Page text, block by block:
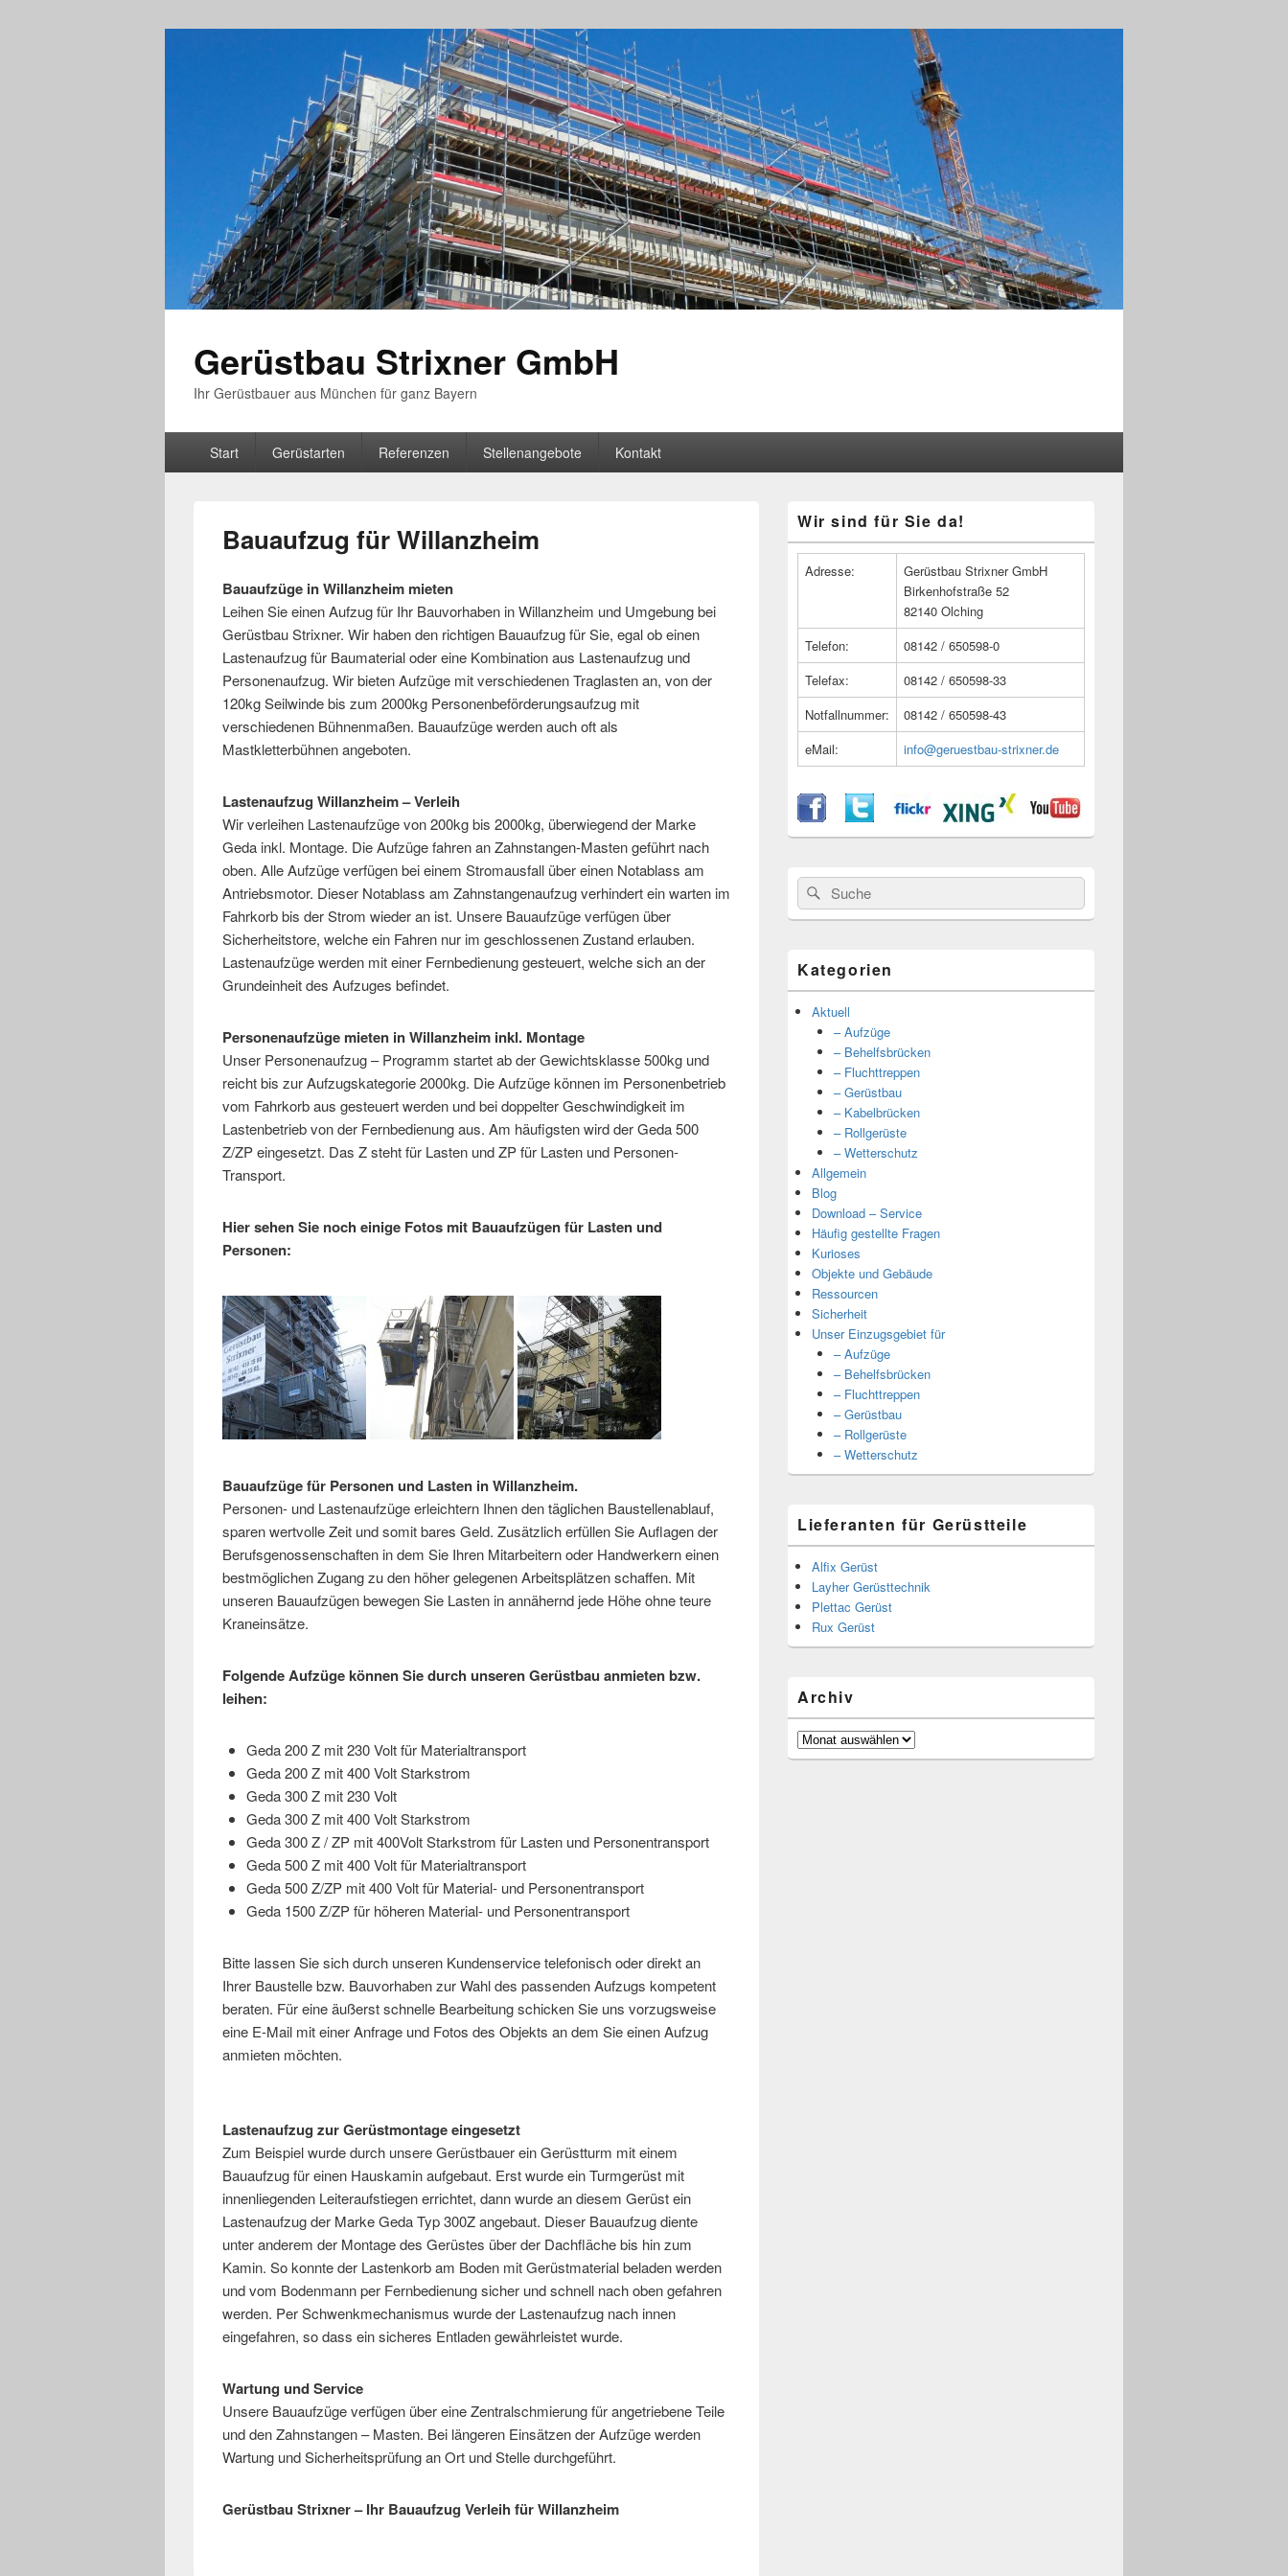
Gerüstbau Strixner GmbH
Ihr Gerüstbauer aus München für ganz Bayern
Start Gerüstarten Referenzen Stellenangebote Kontakt
Bauaufzug für Willanzheim
Bauaufzüge in Willanzheim mieten
Leihen Sie einen Aufzug für Ihr Bauvorhaben in Willanzheim und Umgebung bei
Gerüstbau Strixner. Wir haben den richtigen Bauaufzug für Sie, egal ob einen
Lastenaufzug für Baumaterial oder eine Kombination aus Lastenaufzug und
Personenaufzug. Wir bieten Aufzüge mit verschiedenen Traglasten an, von der
120kg Seilwinde bis zum 2000kg Personenbeförderungsaufzug mit
verschiedenen Bühnenmaßen. Bauaufzüge werden auch oft als
Mastkletterbühnen angeboten.
Lastenaufzug Willanzheim – Verleih
Wir verleihen Lastenaufzüge von 200kg bis 2000kg, überwiegend der Marke
Geda inkl. Montage. Die Aufzüge fahren an Zahnstangen-Masten geführt nach
oben. Alle Aufzüge verfügen bei einem Stromausfall über einen Notablass am
Antriebsmotor. Dieser Notablass am Zahnstangenaufzug verhindert ein warten im
Fahrkorb bis der Strom wieder an ist. Unsere Bauaufzüge verfügen über
Sicherheitstore, welche ein Fahren nur im geschlossenen Zustand erlauben.
Lastenaufzüge werden mit einer Fernbedienung gesteuert, welche sich an der
Grundeinheit des Aufzuges befindet.
Personenaufzüge mieten in Willanzheim inkl. Montage
Unser Personenaufzug – Programm startet ab der Gewichtsklasse 500kg und
reicht bis zur Aufzugskategorie 2000kg. Die Aufzüge können im Personenbetrieb
vom Fahrkorb aus gesteuert werden und bei doppelter Geschwindigkeit im
Lastenbetrieb von der Fernbedienung aus. Am häufigsten wird der Geda 500
Z/ZP eingesetzt. Das Z steht für Lasten und ZP für Lasten und Personen-
Transport.
Hier sehen Sie noch einige Fotos mit Bauaufzügen für Lasten und
Personen:
Bauaufzüge für Personen und Lasten in Willanzheim.
Personen- und Lastenaufzüge erleichtern Ihnen den täglichen Baustellenablauf,
sparen wertvolle Zeit und somit bares Geld. Zusätzlich erfüllen Sie Auflagen der
Berufsgenossenschaften in dem Sie Ihren Mitarbeitern oder Handwerkern einen
bestmöglichen Zugang zu den höher gelegenen Arbeitsplätzen schaffen. Mit
unseren Bauaufzügen bewegen Sie Lasten in annähernd jede Höhe ohne teure
Kraneinsätze.
Folgende Aufzüge können Sie durch unseren Gerüstbau anmieten bzw.
leihen:
Geda 200 Z mit 230 Volt für Materialtransport
Geda 200 Z mit 400 Volt Starkstrom
Geda 300 Z mit 230 Volt
Geda 300 Z mit 400 Volt Starkstrom
Geda 300 Z / ZP mit 400Volt Starkstrom für Lasten und Personentransport
Geda 500 Z mit 400 Volt für Materialtransport
Geda 500 Z/ZP mit 400 Volt für Material- und Personentransport
Geda 1500 Z/ZP für höheren Material- und Personentransport
Bitte lassen Sie sich durch unseren Kundenservice telefonisch oder direkt an
Ihrer Baustelle bzw. Bauvorhaben zur Wahl des passenden Aufzugs kompetent
beraten. Für eine äußerst schnelle Bearbeitung schicken Sie uns vorzugsweise
eine E-Mail mit einer Anfrage und Fotos des Objekts an dem Sie einen Aufzug
anmieten möchten.
Lastenaufzug zur Gerüstmontage eingesetzt
Zum Beispiel wurde durch unsere Gerüstbauer ein Gerüstturm mit einem
Bauaufzug für einen Hauskamin aufgebaut. Erst wurde ein Turmgerüst mit
innenliegenden Leiteraufstiegen errichtet, dann wurde an diesem Gerüst ein
Lastenaufzug der Marke Geda Typ 300Z angebaut. Dieser Bauaufzug diente
unter anderem der Montage des Gerüstes über der Dachfläche bis hin zum
Kamin. So konnte der Lastenkorb am Boden mit Gerüstmaterial beladen werden
und vom Bodenmann per Fernbedienung sicher und schnell nach oben gefahren
werden. Per Schwenkmechanismus wurde der Lastenaufzug nach innen
eingefahren, so dass ein sicheres Entladen gewährleistet wurde.
Wartung und Service
Unsere Bauaufzüge verfügen über eine Zentralschmierung für angetriebene Teile
und den Zahnstangen – Masten. Bei längeren Einsätzen der Aufzüge werden
Wartung und Sicherheitsprüfung an Ort und Stelle durchgeführt.
Gerüstbau Strixner – Ihr Bauaufzug Verleih für Willanzheim
Seitenleisten
Widget-
Wir sind für Sie da!
Adresse:
Gerüstbau Strixner GmbH
Birkenhofstraße 52
82140 Olching
Telefon:
08142 / 650598-0
Telefax:
08142 / 650598-33
Notfallnummer:
08142 / 650598-43
eMail:
info@geruestbau-strixner.de
Suche
nach:
Kategorien
Aktuell
– Aufzüge
– Behelfsbrücken
– Fluchttreppen
– Gerüstbau
– Kabelbrücken
– Rollgerüste
– Wetterschutz
Allgemein
Blog
Download – Service
Häufig gestellte Fragen
Kurioses
Objekte und Gebäude
Ressourcen
Sicherheit
Unser Einzugsgebiet für
– Aufzüge
– Behelfsbrücken
– Fluchttreppen
– Gerüstbau
– Rollgerüste
– Wetterschutz
Lieferanten für Gerüstteile
Alfix Gerüst
Layher Gerüsttechnik
Plettac Gerüst
Rux Gerüst
Archiv
Archiv